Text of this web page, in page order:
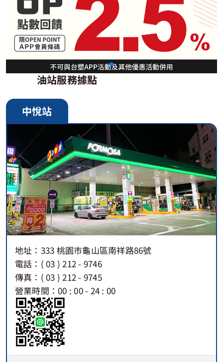
油站服務據點
中悅站
地址：333 桃園市龜山區南祥路86號
電話：( 03 ) 212 - 9746
傳真：( 03 ) 212 - 9745
營業時間：00 : 00 - 24 : 00